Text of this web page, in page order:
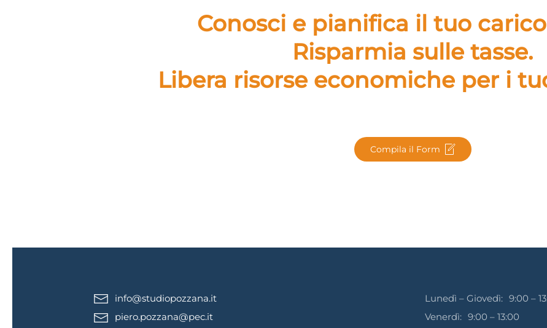
Conosci e pianifica il tuo
Risparmia sulle tasse.
Libera risorse economiche per i
Compila il Form
info@studiopozzana.it
piero.pozzana@pec.it
Lunedì – Giovedì: 9:00 –
Venerdì: 9:00 – 13:00